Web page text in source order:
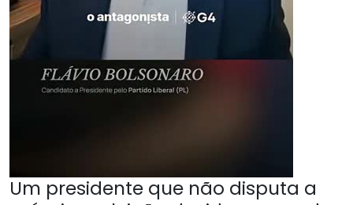
Um presidente que não disputa a